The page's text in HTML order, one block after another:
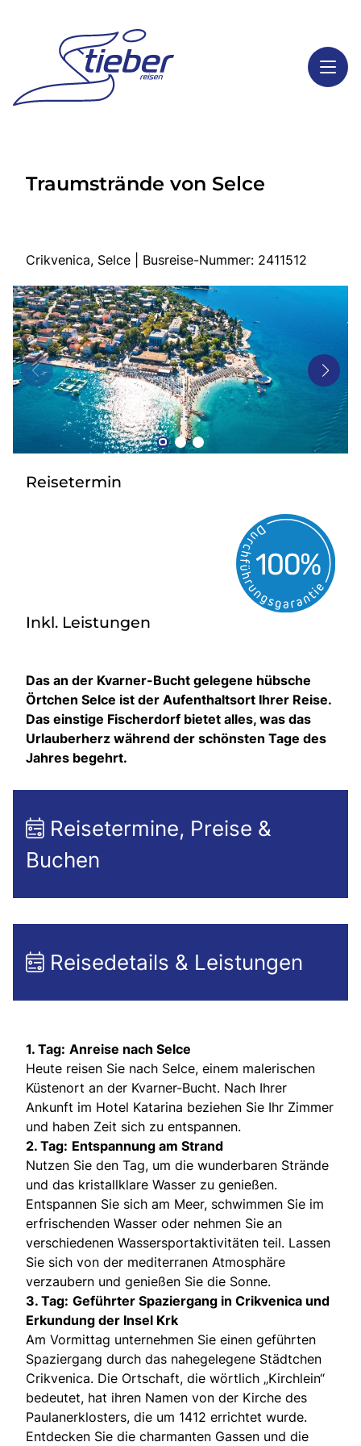
Highlights
Start
Busreisen
Bus mieten
Gutscheine
Kontakt
Traumstrände von Selce
Crikvenica, Selce | Busreise-Nummer: 2411512
Reisetermin
Inkl. Leistungen
Das an der Kvarner-Bucht gelegene hübsche
Örtchen Selce ist der Aufenthaltsort Ihrer Reise.
Das einstige Fischerdorf bietet alles, was das
Urlauberherz während der schönsten Tage des
Jahres begehrt.
Reisetermine, Preise &
Buchen
Reisedetails & Leistungen
1. Tag: Anreise nach Selce
Heute reisen Sie nach Selce, einem malerischen
Küstenort an der Kvarner-Bucht. Nach Ihrer
Ankunft im Hotel Katarina beziehen Sie Ihr Zimmer
und haben Zeit sich zu entspannen.
2. Tag: Entspannung am Strand
Nutzen Sie den Tag, um die wunderbaren Strände
und das kristallklare Wasser zu genießen.
Entspannen Sie sich am Meer, schwimmen Sie im
erfrischenden Wasser oder nehmen Sie an
verschiedenen Wassersportaktivitäten teil. Lassen
Sie sich von der mediterranen Atmosphäre
verzaubern und genießen Sie die Sonne.
3. Tag: Geführter Spaziergang in Crikvenica und
Erkundung der Insel Krk
Am Vormittag unternehmen Sie einen geführten
Spaziergang durch das nahegelegene Städtchen
Crikvenica. Die Ortschaft, die wörtlich „Kirchlein“
bedeutet, hat ihren Namen von der Kirche des
Paulanerklosters, die um 1412 errichtet wurde.
Entdecken Sie die charmanten Gassen und die